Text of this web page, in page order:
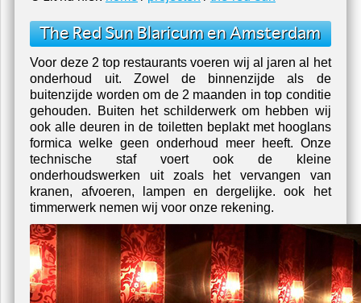
The Red Sun Blaricum en Amsterdam
Voor deze 2 top restaurants voeren wij al jaren al het
onderhoud uit. Zowel de binnenzijde als de
buitenzijde worden om de 2 maanden in top conditie
gehouden. Buiten het schilderwerk om hebben wij
ook alle deuren in de toiletten beplakt met hooglans
formica welke geen onderhoud meer heeft. Onze
technische staf voert ook de kleine
onderhoudswerken uit zoals het vervangen van
kranen, afvoeren, lampen en dergelijke. ook het
timmerwerk nemen wij voor onze rekening.